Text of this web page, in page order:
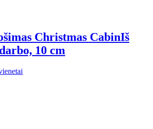
Christmas CabinIš
10 cm